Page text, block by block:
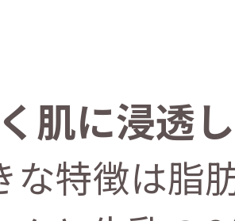
肌に浸透
な特徴は脂